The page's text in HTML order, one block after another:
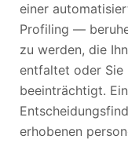
einer
Profiling —
zu werden, die
entfaltet oder Sie
beeinträchtigt.
erhobenen